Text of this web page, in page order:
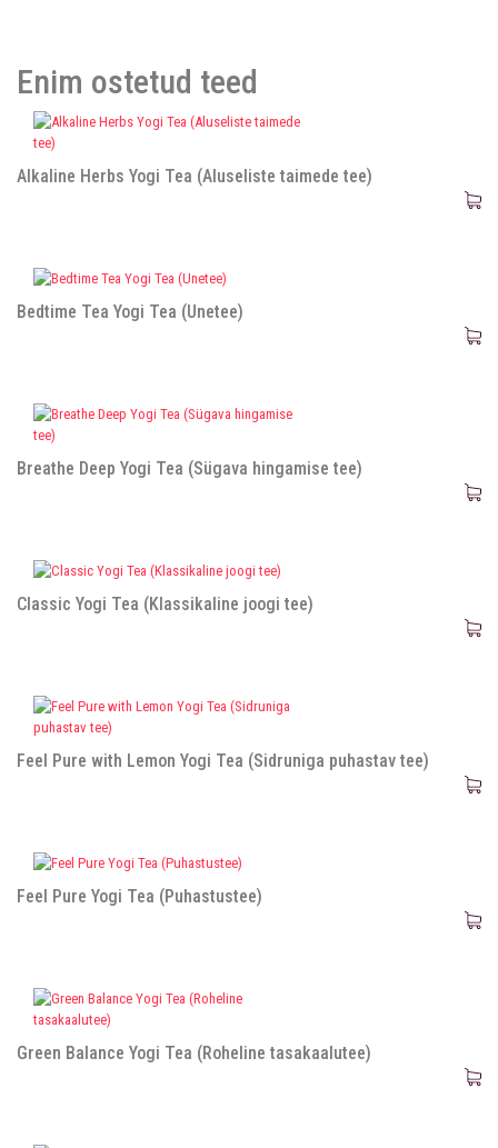
Enim ostetud teed
Alkaline Herbs Yogi Tea (Aluseliste taimede tee)
Bedtime Tea Yogi Tea (Unetee)
Breathe Deep Yogi Tea (Sügava hingamise tee)
Classic Yogi Tea (Klassikaline joogi tee)
Feel Pure with Lemon Yogi Tea (Sidruniga puhastav tee)
Feel Pure Yogi Tea (Puhastustee)
Green Balance Yogi Tea (Roheline tasakaalutee)